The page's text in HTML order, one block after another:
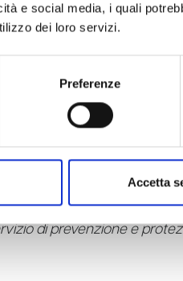
e social media, i quali
dei loro servizi.
Preferenze
Accetta
possiamo avere anche
riportare quella
RSPP
Persona in
all’articolo 32 designata
di prevenzione e